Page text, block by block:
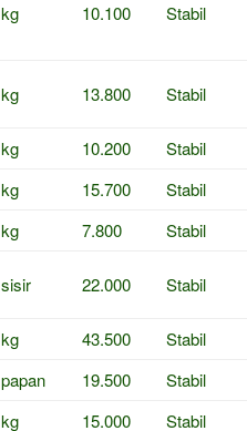
kg 10.100 Stabil
kg 13.800 Stabil
kg 10.200
Stabil
kg 15.700
Stabil
kg 7.800 Stabil
sisir 22.000 Stabil
kg 43.500
Stabil
papan 19.500
Stabil
kg 15.000 Stabil